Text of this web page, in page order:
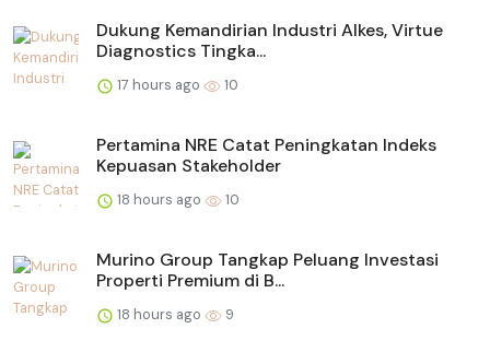
Dukung Kemandirian Industri Alkes, Virtue
Diagnostics Tingka...
17 hours ago 10
Pertamina NRE Catat Peningkatan Indeks
Kepuasan Stakeholder
18 hours ago 10
Murino Group Tangkap Peluang Investasi
Properti Premium di B...
18 hours ago 9